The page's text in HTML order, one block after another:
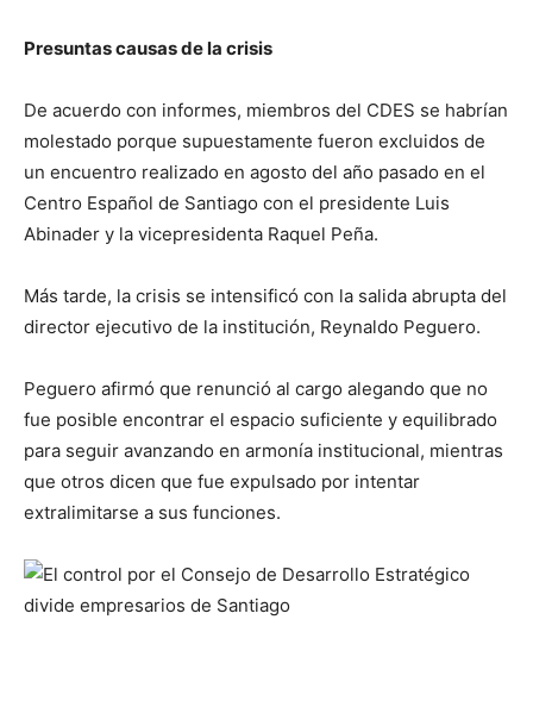
Presuntas causas de la crisis
De acuerdo con informes, miembros del CDES se habrían
molestado porque supuestamente fueron excluidos de
un encuentro realizado en agosto del año pasado en el
Centro Español de Santiago con el presidente Luis
Abinader y la vicepresidenta Raquel Peña.
Más tarde, la crisis se intensificó con la salida abrupta del
director ejecutivo de la institución, Reynaldo Peguero.
Peguero afirmó que renunció al cargo alegando que no
fue posible encontrar el espacio suficiente y equilibrado
para seguir avanzando en armonía institucional, mientras
que otros dicen que fue expulsado por intentar
extralimitarse a sus funciones.